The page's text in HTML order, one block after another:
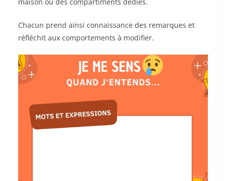
Chacun prend ainsi connaissance des remarques et
réfléchit aux comportements à modifier.